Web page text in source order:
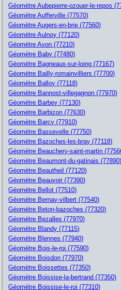
Géomètre Aubepierre-ozouer-le-repos
Géomètre Aufferville (77570)
Géomètre Augers-en-brie (77560)
Géomètre Aulnoy (77120)
Géomètre Avon (77210)
Géomètre Baby (77480)
Géomètre Bagneaux-sur-loing (77167)
Géomètre Bailly-romainvilliers (77700)
Géomètre Balloy (77118)
Géomètre Bannost-villegagnon (77970)
Géomètre Barbey (77130)
Géomètre Barbizon (77630)
Géomètre Barcy (77910)
Géomètre Bassevelle (77750)
Géomètre Bazoches-les-bray (77118)
Géomètre Beauchery-saint-martin
Géomètre Beaumont-du-gatinais (77890)
Géomètre Beautheil (77120)
Géomètre Beauvoir (77390)
Géomètre Bellot (77510)
Géomètre Bernay-vilbert (77540)
Géomètre Beton-bazoches (77320)
Géomètre Bezalles (77970)
Géomètre Blandy (77115)
Géomètre Blennes (77940)
Géomètre Bois-le-roi (77590)
Géomètre Boisdon (77970)
Géomètre Boissettes (77350)
Géomètre Boissise-la-bertrand (77350)
Géomètre Boissise-le-roi (77310)